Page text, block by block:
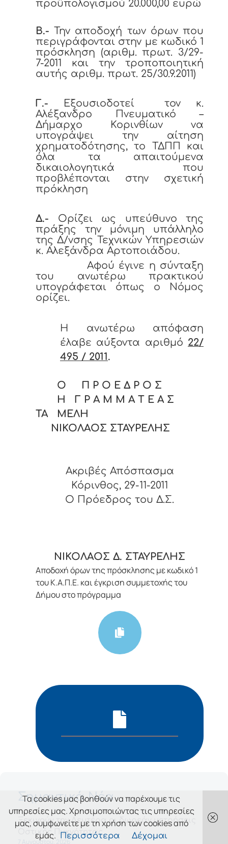
προϋπολογισμού 20.000,00 ευρώ
Β.- Την αποδοχή των όρων που
περιγράφονται στην με κωδικό 1
πρόσκληση (αριθμ. πρωτ. 3/29-
7-2011 και την τροποποιητική
αυτής αριθμ. πρωτ. 25/30.9.2011)
Γ.- Εξουσιοδοτεί τον κ.
Αλέξανδρο Πνευματικό –
Δήμαρχο Κορινθίων να
υπογράψει την αίτηση
χρηματοδότησης, το ΤΔΠΠ και
όλα τα απαιτούμενα
δικαιολογητικά που
προβλέπονται στην σχετική
πρόκληση
Δ.- Ορίζει ως υπεύθυνο της
πράξης την μόνιμη υπάλληλο
της Δ/νσης Τεχνικών Υπηρεσιών
κ. Αλεξάνδρα Αρτοποιάδου.
Αφού έγινε η σύνταξη
του ανωτέρω πρακτικού
υπογράφεται όπως ο Νόμος
ορίζει.
Η ανωτέρω απόφαση
έλαβε αύξοντα αριθμό 22/
495 / 2011 .
Ο Π Ρ Ο Ε Δ Ρ Ο Σ
Η Γ Ρ Α Μ Μ Α Τ Ε Α Σ
ΤΑ ΜΕΛΗ
ΝΙΚΟΛΑΟΣ ΣΤΑΥΡΕΛΗΣ
Ακριβές Απόσπασμα
Κόρινθος, 29-11-2011
O Πρόεδρος του Δ.Σ.
ΝΙΚΟΛΑΟΣ Δ. ΣΤΑΥΡΕΛΗΣ
Αποδοχή όρων της πρόσκλησης με κωδικό 1
του Κ.Α.Π.Ε. και έγκριση συμμετοχής του
Δήμου στο πρόγραμμα
Σημαντικά Νέα
Ξεκινούν την Δευτέρα οι δωρεάν μετρήσεις
Οστικής Πυκνότητας
7 Αυγούστου, 2026
Τα cookies μας βοηθούν να παρέχουμε τις
υπηρεσίες μας. Χρησιμοποιώντας τις υπηρεσίες
μας, συμφωνείτε με τη χρήση των cookies από
εμάς. Περισσότερα Δέχομαι